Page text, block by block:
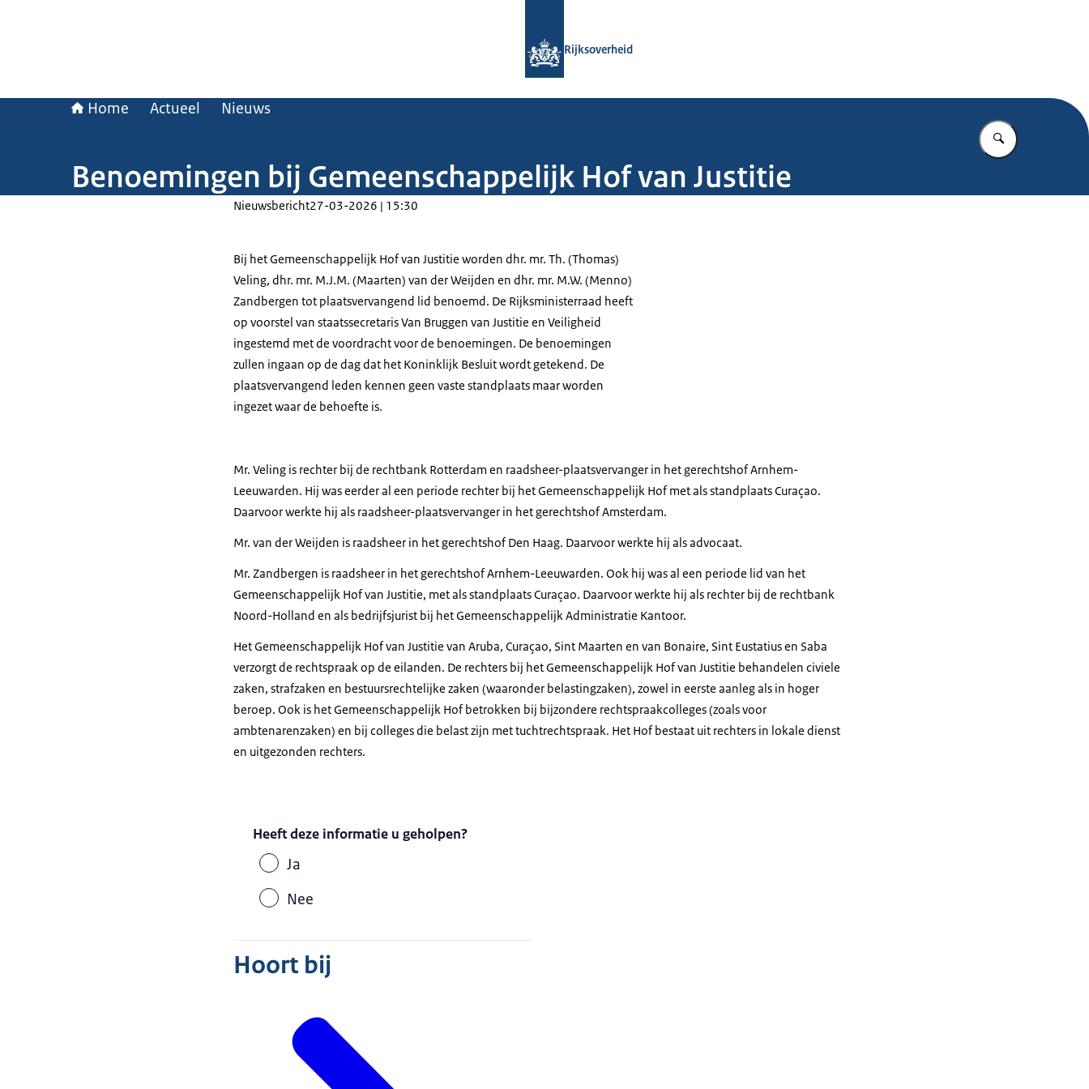
Rijksoverheid
Home Actueel Nieuws
Vul in wat u
Benoemingen bij Gemeenschappelijk Hof van Justitie
Nieuwsbericht27-03-2026 | 15:30
Bij het Gemeenschappelijk Hof van Justitie worden dhr. mr. Th. (Thomas)
Veling, dhr. mr. M.J.M. (Maarten) van der Weijden en dhr. mr. M.W. (Menno)
Zandbergen tot plaatsvervangend lid benoemd. De Rijksministerraad heeft
op voorstel van staatssecretaris Van Bruggen van Justitie en Veiligheid
ingestemd met de voordracht voor de benoemingen. De benoemingen
zullen ingaan op de dag dat het Koninklijk Besluit wordt getekend. De
plaatsvervangend leden kennen geen vaste standplaats maar worden
ingezet waar de behoefte is.
Mr. Veling is rechter bij de rechtbank Rotterdam en raadsheer-plaatsvervanger in het gerechtshof Arnhem-
Leeuwarden. Hij was eerder al een periode rechter bij het Gemeenschappelijk Hof met als standplaats Curaçao.
Daarvoor werkte hij als raadsheer-plaatsvervanger in het gerechtshof Amsterdam.
Mr. van der Weijden is raadsheer in het gerechtshof Den Haag. Daarvoor werkte hij als advocaat.
Mr. Zandbergen is raadsheer in het gerechtshof Arnhem-Leeuwarden. Ook hij was al een periode lid van het
Gemeenschappelijk Hof van Justitie, met als standplaats Curaçao. Daarvoor werkte hij als rechter bij de rechtbank
Noord-Holland en als bedrijfsjurist bij het Gemeenschappelijk Administratie Kantoor.
Het Gemeenschappelijk Hof van Justitie van Aruba, Curaçao, Sint Maarten en van Bonaire, Sint Eustatius en Saba
verzorgt de rechtspraak op de eilanden. De rechters bij het Gemeenschappelijk Hof van Justitie behandelen civiele
zaken, strafzaken en bestuursrechtelijke zaken (waaronder belastingzaken), zowel in eerste aanleg als in hoger
beroep. Ook is het Gemeenschappelijk Hof betrokken bij bijzondere rechtspraakcolleges (zoals voor
ambtenarenzaken) en bij colleges die belast zijn met tuchtrechtspraak. Het Hof bestaat uit rechters in lokale dienst
en uitgezonden rechters.
Heeft deze informatie u geholpen?
Ja
Nee
Hoort bij